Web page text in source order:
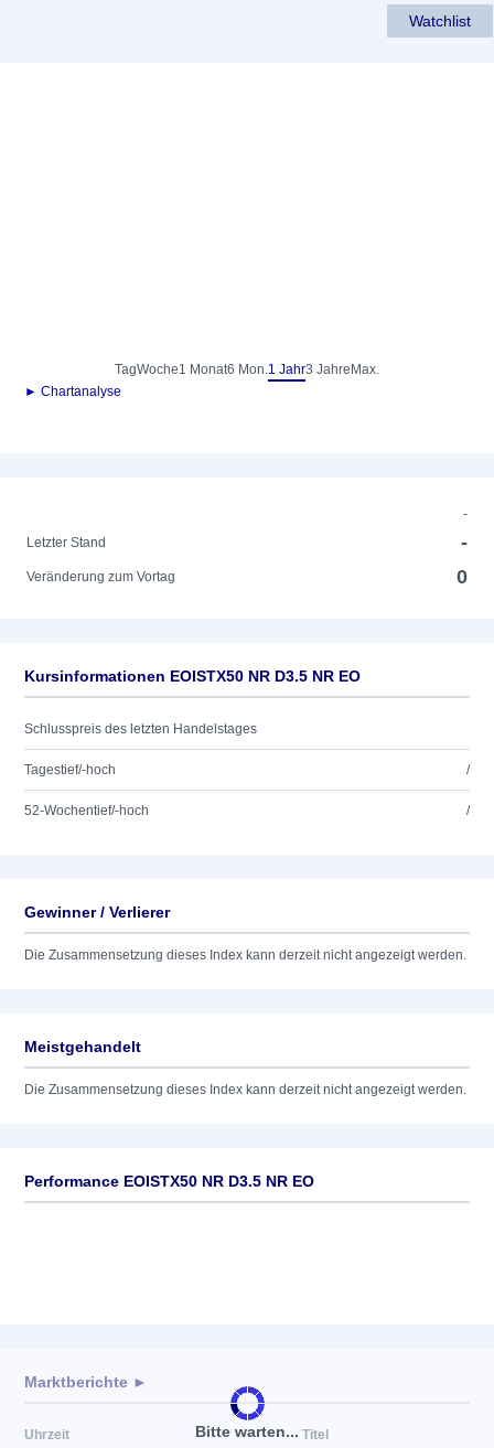
Watchlist
TagWoche1 Monat6 Mon.1 Jahr3 Jahre Max.
► Chartanalyse
-
Letzter Stand
-
Veränderung zum Vortag 0
Kursinformationen EOISTX50 NR D3.5 NR EO
Schlusspreis des letzten Handelstages
Tagestief/-hoch /
52-Wochentief/-hoch /
Gewinner / Verlierer
Die Zusammensetzung dieses Index kann derzeit nicht angezeigt werden.
Meistgehandelt
Die Zusammensetzung dieses Index kann derzeit nicht angezeigt werden.
Performance EOISTX50 NR D3.5 NR EO
Bitte warten...
Marktberichte ►
Uhrzeit Titel